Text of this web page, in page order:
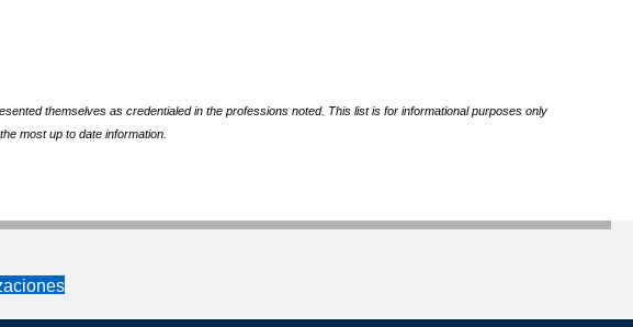
themselves as credentialed in the professions noted. This list is for informational purposes only
most up to date information.